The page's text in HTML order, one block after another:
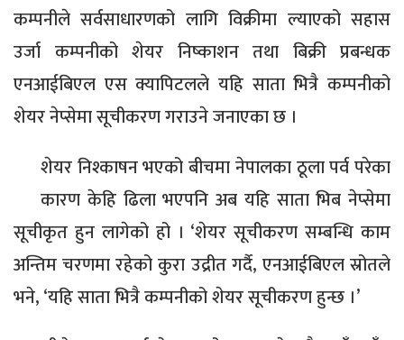
कम्पनीले सर्वसाधारणको लागि विक्रीमा ल्याएको सहास
उर्जा कम्पनीको शेयर निष्काशन तथा बिक्री प्रबन्धक
एनआईबिएल एस क्यापिटलले यहि साता भित्रै कम्पनीको
शेयर नेप्सेमा सूचीकरण गराउने जनाएका छ ।
शेयर निश्काषन भएको बीचमा नेपालका ठूला पर्व परेका
कारण केहि ढिला भएपनि अब यहि साता भिब नेप्सेमा
सूचीकृत हुन लागेको हो । ‘शेयर सूचीकरण सम्बन्धि काम
अन्तिम चरणमा रहेको कुरा उद्रीत गर्दै, एनआईबिएल स्रोतले
भने, ‘यहि साता भित्रै कम्पनीको शेयर सूचीकरण हुन्छ ।’